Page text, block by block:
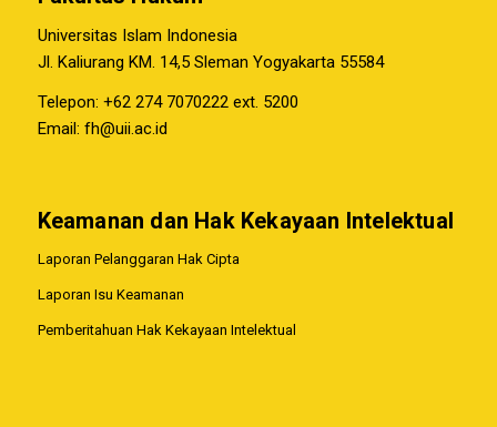
Universitas Islam Indonesia
Jl. Kaliurang KM. 14,5 Sleman Yogyakarta 55584
Telepon: +62 274 7070222 ext. 5200
Email: fh@uii.ac.id
Keamanan dan Hak Kekayaan Intelektual
Laporan Pelanggaran Hak Cipta
Laporan Isu Keamanan
Pemberitahuan Hak Kekayaan Intelektual